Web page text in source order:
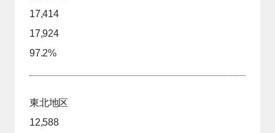
17,414
17,924
97.2%
東北地区
12,588